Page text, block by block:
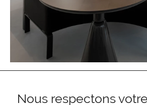
Nous respectons